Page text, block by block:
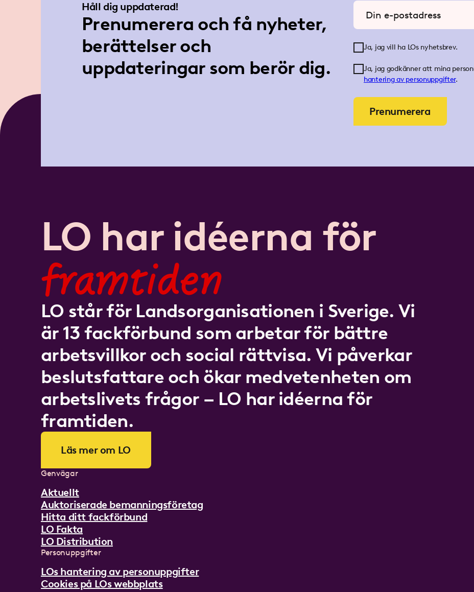
Håll dig uppdaterad!
Prenumerera och få nyheter,
berättelser och
uppdateringar som berör dig.
Ange din e-postadress
Ja, jag vill ha LOs nyhetsbrev.
Ja, jag godkänner att mina
hantering av personuppgifter.
Prenumerera
LO har idéerna för
framtiden
LO står för Landsorganisationen i Sverige. Vi
är 13 fackförbund som arbetar för bättre
arbetsvillkor och social rättvisa. Vi påverkar
beslutsfattare och ökar medvetenheten om
arbetslivets frågor – LO har idéerna för
framtiden.
Läs mer om LO
Genvägar
Aktuellt
Auktoriserade bemanningsföretag
Hitta ditt fackförbund
LO Fakta
LO Distribution
Personuppgifter
LOs hantering av personuppgifter
Cookies på LOs webbplats